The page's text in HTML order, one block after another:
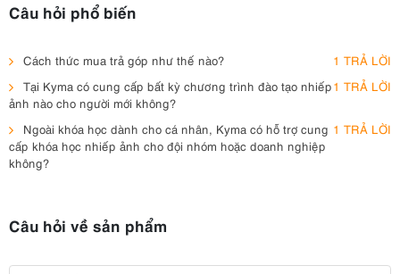
Câu hỏi phổ biến
Cách thức mua trả góp như thế nào?
1 TRẢ LỜI
Tại Kyma có cung cấp bất kỳ chương trình đào tạo nhiếp
ảnh nào cho người mới không?
1 TRẢ LỜI
Ngoài khóa học dành cho cá nhân, Kyma có hỗ trợ cung
cấp khóa học nhiếp ảnh cho đội nhóm hoặc doanh nghiệp
không?
1 TRẢ LỜI
Câu hỏi về sản phẩm